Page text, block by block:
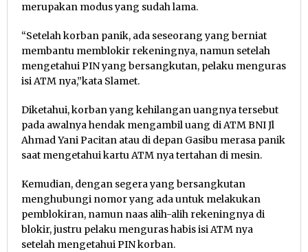
merupakan modus yang sudah lama.
“Setelah korban panik, ada seseorang yang berniat
membantu memblokir rekeningnya, namun setelah
mengetahui PIN yang bersangkutan, pelaku menguras
isi ATM nya,”kata Slamet.
Diketahui, korban yang kehilangan uangnya tersebut
pada awalnya hendak mengambil uang di ATM BNI Jl
Ahmad Yani Pacitan atau di depan Gasibu merasa panik
saat mengetahui kartu ATM nya tertahan di mesin.
Kemudian, dengan segera yang bersangkutan
menghubungi nomor yang ada untuk melakukan
pemblokiran, namun naas alih-alih rekeningnya di
blokir, justru pelaku menguras habis isi ATM nya
setelah mengetahui PIN korban.